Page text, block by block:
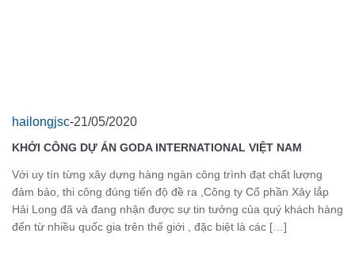
hailongjsc-21/05/2020
KHỞI CÔNG DỰ ÁN GODA INTERNATIONAL VIỆT NAM
Với uy tín từng xây dựng hàng ngàn công trình đạt chất lượng
đảm bảo, thi công đúng tiến độ đề ra ,Công ty Cổ phần Xây lắp
Hải Long đã và đang nhận được sự tin tưởng của quý khách hàng
đến từ nhiều quốc gia trên thế giới , đặc biệt là các […]